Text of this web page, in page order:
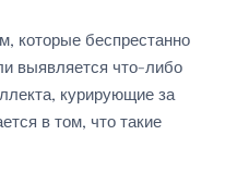
которые беспрестанно
выявляется что-либо
курирующие за
в том, что такие